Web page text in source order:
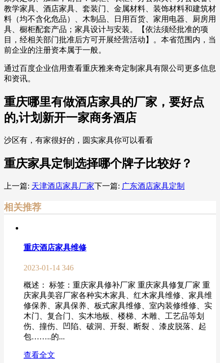
教学家具、酒店家具、套装门、金属材料、装饰材料和建筑材
料（均不含化危品）、木制品、日用百货、家用电器、厨房用
具、橱柜配套产品；家具设计与安装。【依法须经批准的项
目，经相关部门批准后方可开展经营活动】。本省范围内，当
前企业的注册资本属于一般。
通过百度企业信用查看重庆雅来奇定制家具有限公司更多信息
和资讯。
重庆哪里有做酒店家具的厂家，要好点
的,计划新开一家商务酒店
沙区有，有家很好的，圆实家具你可以看看
重庆家具定制选择哪个牌子比较好？
上一篇: 天津酒店家具厂家下一篇: 广东酒店家具定制
相关推荐
重庆酒店家具维修
2023-01-14 346
概述： 标签：重庆家具修补厂家 重庆家具修复厂家 重
庆家具美容厂家各种实木家具、红木家具维修、家具维
修保养、家具保养、板式家具维修、室内装修维修、实
木门、复合门、实木地板、楼梯、木雕、工艺品等划
伤、撞伤、凹陷、破洞、开裂、断裂 、漆皮脱落、起
包……..的...
查看全文